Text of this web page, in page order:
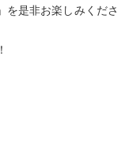
を是非お楽しみくださ